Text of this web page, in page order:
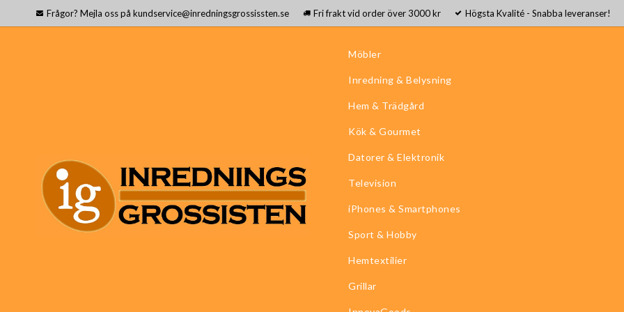
Frågor? Mejla oss på kundservice@inredningsgrossissten.se Fri frakt vid order över 3000 kr Högsta Kvalité - Snabba leveranser!
Möbler
Inredning & Belysning
Hem & Trädgård
Kök & Gourmet
Datorer & Elektronik
Television
iPhones & Smartphones
Sport & Hobby
Hemtextilier
Grillar